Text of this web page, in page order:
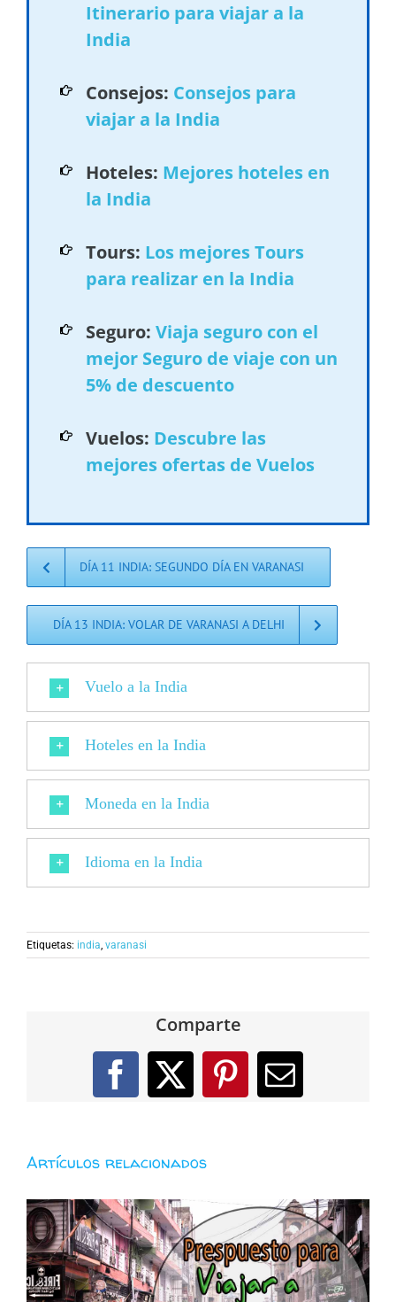
Itinerario para viajar a la
India
Consejos: Consejos para
viajar a la India
Hoteles: Mejores hoteles en
la India
Tours: Los mejores Tours
para realizar en la India
Seguro: Viaja seguro con el
mejor Seguro de viaje con un
5% de descuento
Vuelos: Descubre las
mejores ofertas de Vuelos
DÍA 11 INDIA: SEGUNDO DÍA EN VARANASI
DÍA 13 INDIA: VOLAR DE VARANASI A DELHI
Vuelo a la India
Hoteles en la India
Moneda en la India
Idioma en la India
Etiquetas: india varanasi
Comparte
Facebook
X PinterestCorreo
Artículos relacionados